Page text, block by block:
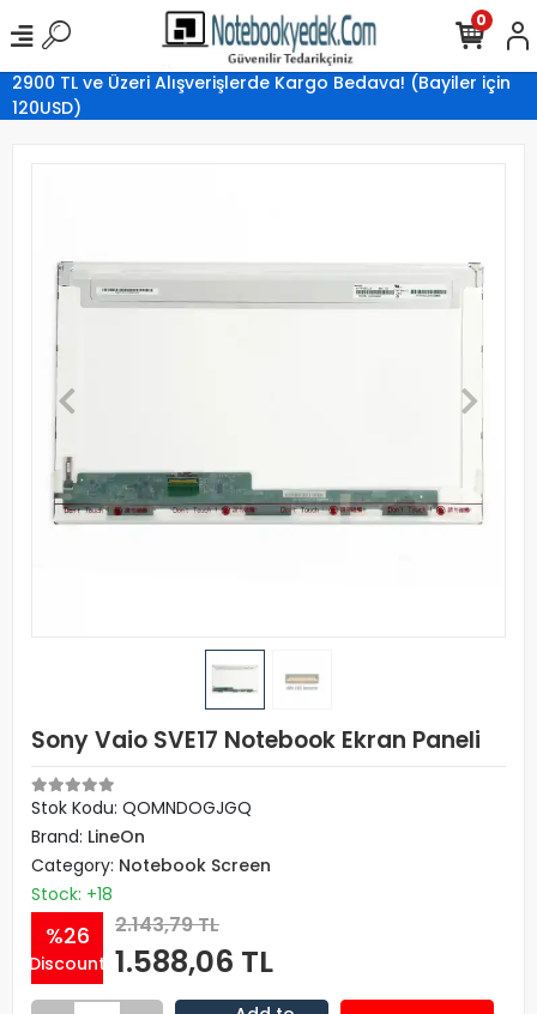
2900 TL ve Üzeri Alışverişlerde Kargo Bedava! (Bayiler için
120USD)
0
Sony Vaio SVE17 Notebook Ekran Paneli
Stok Kodu: QOMNDOGJGQ
Brand: LineOn
Category: Notebook Screen
Stock: +18
%26
Discount
2.143,79 TL
1.588,06 TL